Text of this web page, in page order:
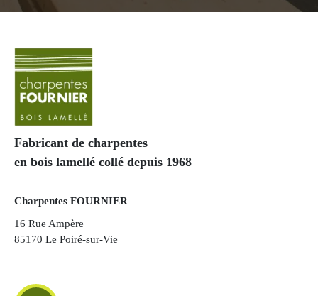
Fabricant de charpentes
en bois lamellé collé depuis 1968
Charpentes FOURNIER
16 Rue Ampère
85170 Le Poiré-sur-Vie